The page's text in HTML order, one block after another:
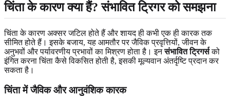
चिंता के कारणक्या हैं? संभावित ट्रिगर को समझना
चिंता के कारण अक्सर जटिल होते हैं और शायद ही कभी एक ही कारक तक
सीमित होते हैं। इसके बजाय, यह आमतौर पर जैविक प्रवृत्तियों, जीवन के
अनुभवों और पर्यावरणीय प्रभावों का मिश्रण होता है। इनसंभावित ट्रिगर्सको
इंगित करना चिंता कैसे विकसित होती है, इसकी मूल्यवान अंतर्दृष्टि प्रदान कर
सकता है।
चिंता मेंजैविक और आनुवंशिक कारक